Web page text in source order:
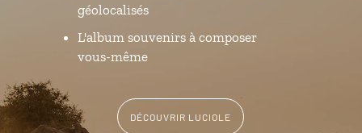
géolocalisés
L'album souvenirs à composer
vous-même
DÉCOUVRIR LUCIOLE